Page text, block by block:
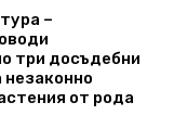
–
три досъдебни
незаконно
от рода